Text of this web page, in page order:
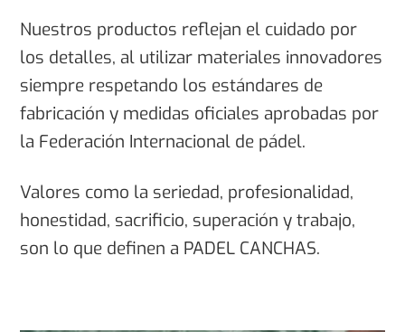
Nuestros productos reflejan el cuidado por
los detalles, al utilizar materiales innovadores
siempre respetando los estándares de
fabricación y medidas oficiales aprobadas por
la Federación Internacional de pádel.
Valores como la seriedad, profesionalidad,
honestidad, sacrificio, superación y trabajo,
son lo que definen a PADEL CANCHAS.